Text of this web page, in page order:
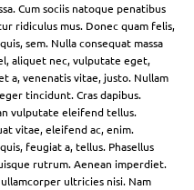
Cum sociis natoque penatibus
ridiculus mus. Donec quam felis,
sem. Nulla consequat massa
aliquet nec, vulputate eget,
a, venenatis vitae, justo. Nullam
tincidunt. Cras dapibus.
vulputate eleifend tellus.
vitae, eleifend ac, enim.
feugiat a, tellus. Phasellus
rutrum. Aenean imperdiet.
ultricies nisi. Nam